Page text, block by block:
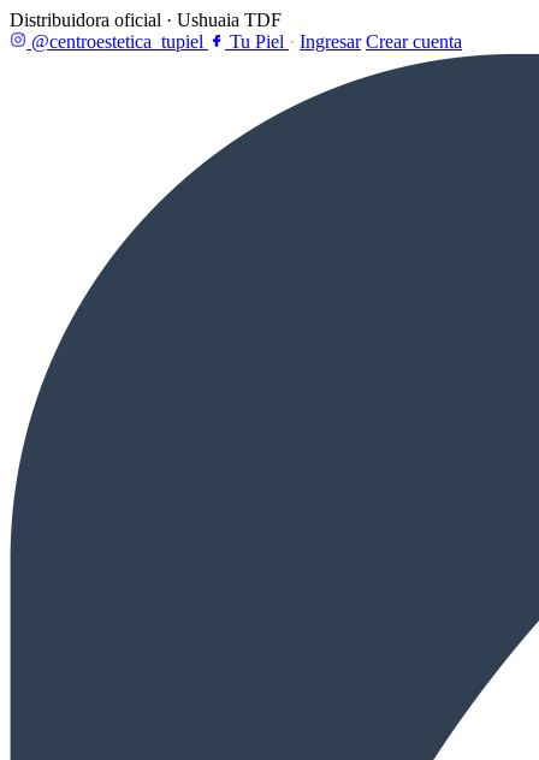
Distribuidora oficial · Ushuaia TDF
@centroestetica_tupiel
Tu Piel · Ingresar Crear cuenta